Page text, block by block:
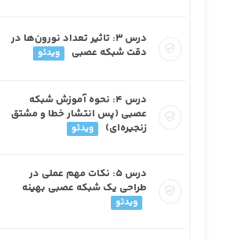
درس ۳: تاثیر تعداد نورون‌ها در
دقت شبکه عصبی
ویدئو
درس ۴: نحوه آموزش شبکه
عصبی (پس انتشار خطا و مشتق
زنجیره‌ای)
ویدئو
درس ۵: نکات مهم عملی در
طراحی یک شبکه عصبی بهینه
ویدئو